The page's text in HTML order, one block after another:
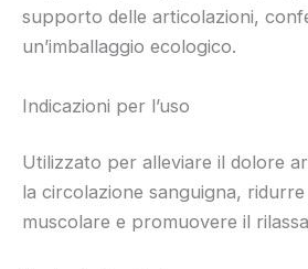
supporto delle articolazioni,
un’imballaggio ecologico.
Indicazioni per l’uso
Utilizzato per alleviare il dolore
la circolazione sanguigna,
muscolare e promuovere il